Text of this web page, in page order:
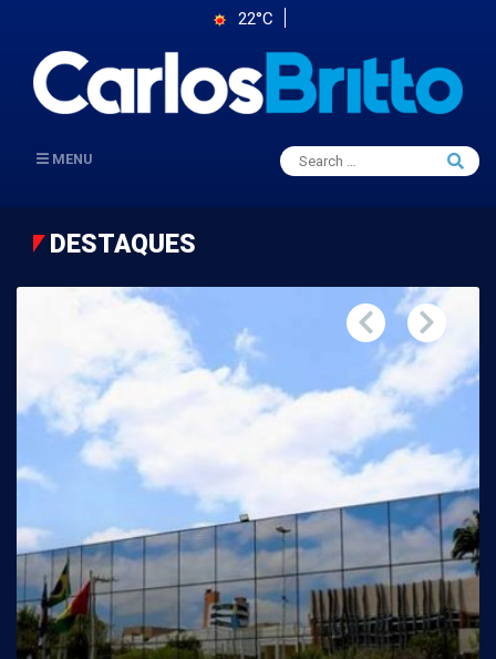
22°C
MENU
Search
for:
Search
DESTAQUES